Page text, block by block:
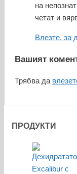
на
четат и
Влезте, за
Вашият
Трябва да
ПРОДУКТИ